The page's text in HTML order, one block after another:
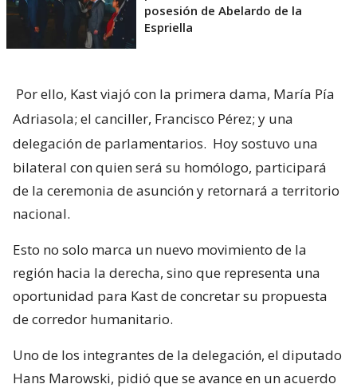
posesión de Abelardo de la
Espriella
Por ello, Kast viajó con la primera dama, María Pía
Adriasola; el canciller, Francisco Pérez; y una
delegación de parlamentarios. Hoy sostuvo una
bilateral con quien será su homólogo, participará
de la ceremonia de asunción y retornará a territorio
nacional.
Esto no solo marca un nuevo movimiento de la
región hacia la derecha, sino que representa una
oportunidad para Kast de concretar su propuesta
de corredor humanitario.
Uno de los integrantes de la delegación, el diputado
Hans Marowski, pidió que se avance en un acuerdo